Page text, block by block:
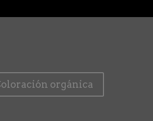
orgánica